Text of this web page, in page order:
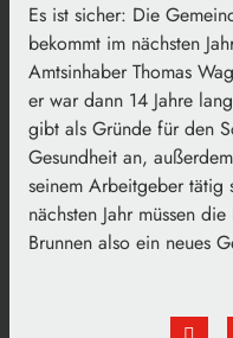
Es ist sicher: Die
bekommt im nächsten
Amtsinhaber Thomas
er war dann 14 Jahre
gibt als Gründe für den
Gesundheit an,
seinem Arbeitgeber tätig
nächsten Jahr müssen
Brunnen also ein neues